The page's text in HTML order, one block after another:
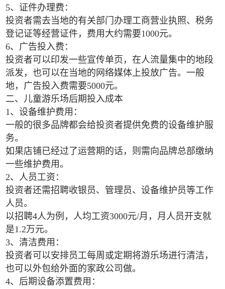
5、证件办理费：
投资者需去当地的有关部门办理工商营业执照、税务
登记证等经营证件，费用大约需要1000元。
6、广告投入费：
投资者可以印发一些宣传单页，在人流量集中的地段
派发，也可以在当地的网络媒体上投放广告。一般
地，广告投入费需要5000元。
二、儿童游乐场后期投入成本
1、设备维护费用：
一般的很多品牌都会给投资者提供免费的设备维护服
务。
如果店铺已经过了运营期的话，则需向品牌总部缴纳
一些维护费用。
2、人员工资：
投资者还需招聘收银员、管理员、设备维护员等工作
人员。
以招聘4人为例，人均工资3000元/月，月人员开支就
是1.2万元。
3、清洁费用：
投资者可以安排员工每周或定期将游乐场进行清洁，
也可以外包给外面的家政公司做。
4、后期设备添置费用：